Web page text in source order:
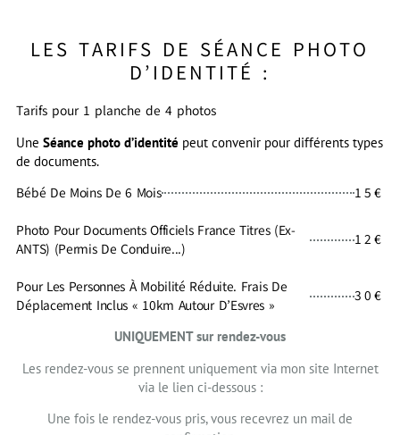
LES TARIFS DE SÉANCE PHOTO
D’IDENTITÉ :
Tarifs pour 1 planche de 4 photos
UneSéance photo d’identité peut convenir pour différents types
de documents.
Bébé De Moins De 6 Mois 15€
Photo Pour Documents Officiels France Titres (Ex-
ANTS) (Permis De Conduire...)
12€
Pour Les Personnes À Mobilité Réduite. Frais De
Déplacement Inclus « 10km Autour D’Esvres »
30€
UNIQUEMENT sur rendez-vous
Les rendez-vous se prennent uniquement via mon site Internet
via le lien ci-dessous :
Une fois le rendez-vous pris, vous recevrez un mail de